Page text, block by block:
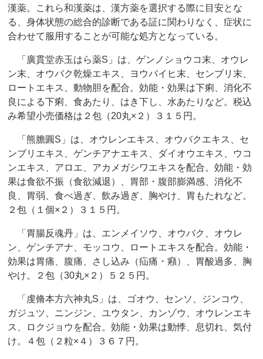
漢薬。これら和漢薬は、漢方薬を選択する際に目安とな
る、身体状態の総合的診断である証に関わりなく、症状に
合わせて服用することが可能な処方となっている。
「廣貫堂赤玉はら薬S」は、ゲンノショウコ末、オウレ
ン末、オウバク乾燥エキス、ヨウバイヒ末、センブリ末、
ロートエキス、動物胆を配合。効能・効果は下痢、消化不
良による下痢、食あたり、はき下し、水あたりなど。税込
み希望小売価格は２包（20丸×２）３１５円。
「熊膽圓S」は、オウレンエキス、オウバクエキス、セ
ンブリエキス、ゲンチアナエキス、ダイオウエキス、ウコ
ンエキス、アロエ、アカメガシワエキスを配合。効能・効
果は食欲不振（食欲減退）、胃部・腹部膨満感、消化不
良、胃弱、食べ過ぎ、飲み過ぎ、胸やけ、胃もたれなど。
２包（１個×２）３１５円。
「胃腸反魂丹」は、エンメイソウ、オウバク、オウレ
ン、ゲンチアナ、モッコウ、ロートエキスを配合。効能・
効果は胃痛、腹痛、さし込み（疝痛・癪）、胃酸過多、胸
やけ。２包（30丸×２）５２５円。
「虔脩本方六神丸S」は、ゴオウ、センソ、ジンコウ、
ガジュツ、ニンジン、ユウタン、カンゾウ、オウレンエキ
ス、ロクジョウを配合。効能・効果は動悸、息切れ、気付
け。４包（２粒×４）３６７円。